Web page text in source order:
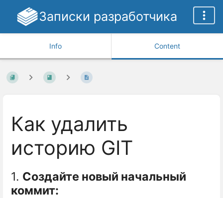
Записки разработчика
Info Content
Как удалить
историю GIT
1. Создайте новый начальный
коммит: